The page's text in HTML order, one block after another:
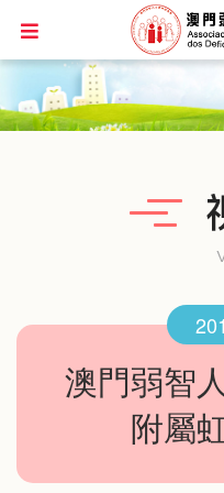
澳門弱智
附屬